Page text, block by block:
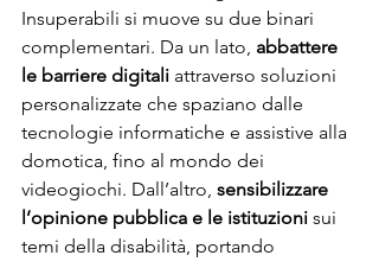
Insuperabili si muove su due binari
complementari. Da un lato, abbattere
le barriere digitali attraverso soluzioni
personalizzate che spaziano dalle
tecnologie informatiche e assistive alla
domotica, fino al mondo dei
videogiochi. Dall’altro, sensibilizzare
l’opinione pubblica e le istituzioni sui
temi della disabilità, portando